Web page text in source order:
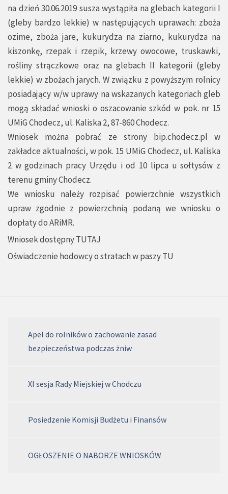
na dzień 30.06.2019 susza wystąpiła na glebach kategorii I
(gleby bardzo lekkie) w następujących uprawach: zboża
ozime, zboża jare, kukurydza na ziarno, kukurydza na
kiszonkę, rzepak i rzepik, krzewy owocowe, truskawki,
rośliny strączkowe oraz na glebach II kategorii (gleby
lekkie) w zbożach jarych. W związku z powyższym rolnicy
posiadający w/w uprawy na wskazanych kategoriach gleb
mogą składać wnioski o oszacowanie szkód w pok. nr 15
UMiG Chodecz, ul. Kaliska 2, 87-860 Chodecz.
Wniosek można pobrać ze strony bip.chodecz.pl w
zakładce aktualności, w pok. 15 UMiG Chodecz, ul. Kaliska
2 w godzinach pracy Urzędu i od 10 lipca u sołtysów z
terenu gminy Chodecz.
We wniosku należy rozpisać powierzchnie wszystkich
upraw zgodnie z powierzchnią podaną we wniosku o
dopłaty do ARiMR.
Wniosek dostępnyTUTAJ
Oświadczenie hodowcy o stratach w paszyTU
Apel do rolników o zachowanie zasad
bezpieczeństwa podczas żniw
XI sesja Rady Miejskiej w Chodczu
Posiedzenie Komisji Budżetu i Finansów
OGŁOSZENIE O NABORZE WNIOSKÓW